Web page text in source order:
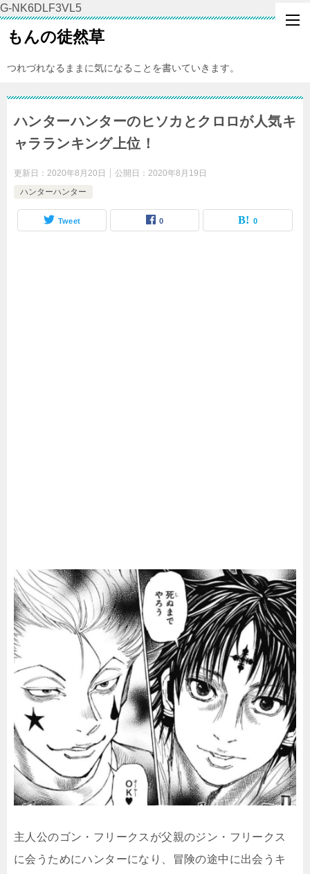
G-NK6DLF3VL5
もんの徒然草
つれづれなるままに気になることを書いていきます。
ハンターハンターのヒソカとクロロが人気キ
ャラランキング上位！
更新日： 2020年8月20日 公開日： 2020年8月19日
ハンターハンター
Tweet 0 0
主人公のゴン・フリークスが父親のジン・フリークス
に会うためにハンターになり、冒険の途中に出会うキ